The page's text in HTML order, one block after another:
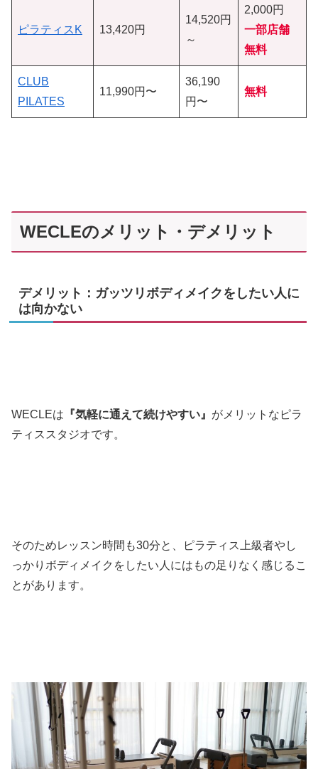
ピラティスK 13,420円
14,520円
～
2,000円
一部店舗
無料
CLUB
PILATES
11,990円〜
36,190
円〜
無料
WECLEのメリット・デメリット
デメリット：ガッツリボディメイクをしたい人に
は向かない
WECLEは 『気軽に通えて続けやすい』 がメリットなピラ
ティススタジオです。
そのためレッスン時間も30分と、ピラティス上級者やし
っかりボディメイクをしたい人にはもの足りなく感じるこ
とがあります。